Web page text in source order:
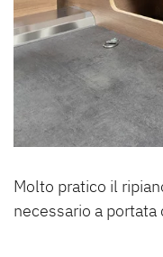
Molto pratico il
necessario a portata